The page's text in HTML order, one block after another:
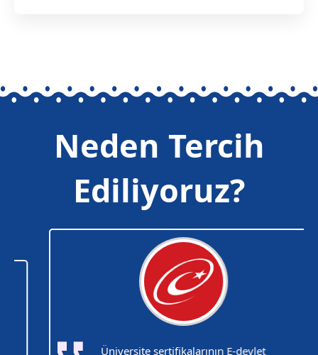
Neden Tercih
Ediliyoruz?
Üniversite sertifikalarının E-devlet